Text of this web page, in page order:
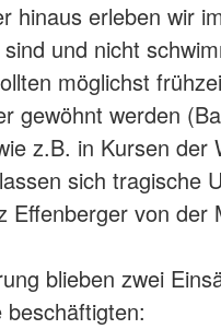
hinaus erleben wir
und nicht
möglichst
gewöhnt werden
z.B. in Kursen der
sich tragische
Effenberger von der
blieben zwei